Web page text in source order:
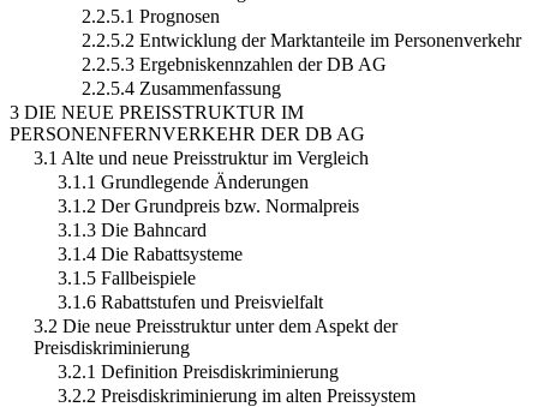
2.2.5.1 Prognosen
2.2.5.2 Entwicklung der Marktanteile im Personenverkehr
2.2.5.3 Ergebniskennzahlen der DB AG
2.2.5.4 Zusammenfassung
3 DIE NEUE PREISSTRUKTUR IM
PERSONENFERNVERKEHR DER DB AG
3.1 Alte und neue Preisstruktur im Vergleich
3.1.1 Grundlegende Änderungen
3.1.2 Der Grundpreis bzw. Normalpreis
3.1.3 Die Bahncard
3.1.4 Die Rabattsysteme
3.1.5 Fallbeispiele
3.1.6 Rabattstufen und Preisvielfalt
3.2 Die neue Preisstruktur unter dem Aspekt der
Preisdiskriminierung
3.2.1 Definition Preisdiskriminierung
3.2.2 Preisdiskriminierung im alten Preissystem